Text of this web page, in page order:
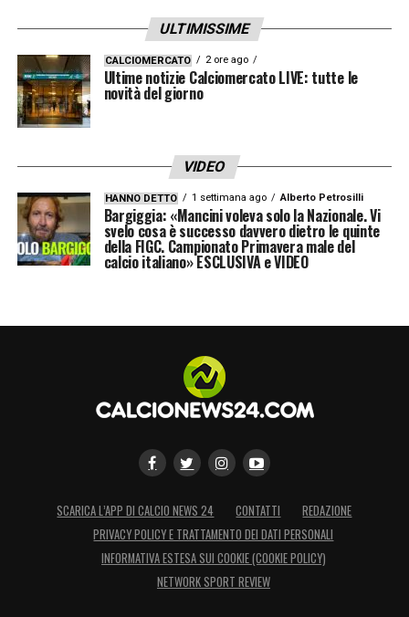
ULTIMISSIME
CALCIOMERCATO 2 ore ago
Ultime notizie Calciomercato LIVE: tutte le
novità del giorno
VIDEO
HANNO DETTO 1 settimana ago Alberto Petrosilli
Bargiggia: «Mancini voleva solo la Nazionale. Vi
svelo cosa è successo davvero dietro le quinte
della FIGC. Campionato Primavera male del
calcio italiano» ESCLUSIVA e VIDEO
SCARICA L’APP DI CALCIO NEWS 24 CONTATTI
REDAZIONE
PRIVACY POLICY E TRATTAMENTO DEI DATI PERSONALI
INFORMATIVA ESTESA SUI COOKIE (COOKIE POLICY)
NETWORK SPORT REVIEW